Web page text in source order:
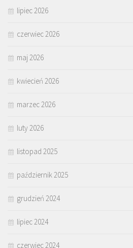
lipiec 2026
czerwiec 2026
maj 2026
kwiecień 2026
marzec 2026
luty 2026
listopad 2025
październik 2025
grudzień 2024
lipiec 2024
czerwiec 2024